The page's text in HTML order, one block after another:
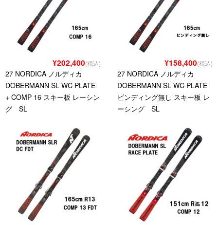
¥202,400(税込)
27 NORDICA ノルディカ
DOBERMANN SL WC PLATE
+ COMP 16 スキー板 レーシン
グ SL
¥158,400(税込)
27 NORDICA ノルディカ
DOBERMANN SL WC PLATE
ビンディング無し スキー板 レ
ーシング SL